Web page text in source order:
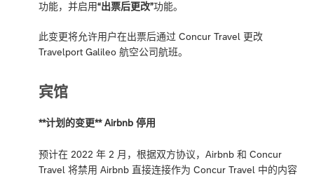
功能，并启用“出票后更改”功能。
此变更将允许用户在出票后通过 Concur Travel 更改
Travelport Galileo 航空公司航班。
宾馆
**计划的变更** Airbnb 停用
预计在 2022 年 2 月，根据双方协议，Airbnb 和 Concur
Travel 将禁用 Airbnb 直接连接作为 Concur Travel 中的内容